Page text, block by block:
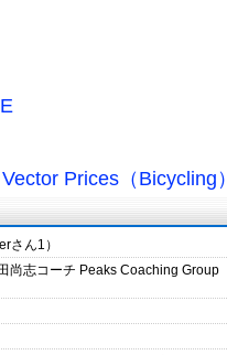
Prices（Bicycling）
さん1）
尚志コーチ Peaks Coaching Group